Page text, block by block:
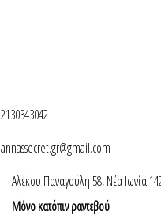
2130343042
annassecret.gr@gmail.com
Αλέκου Παναγούλη 58, Νέα Ιωνία
Μόνο κατόπιν ραντεβού